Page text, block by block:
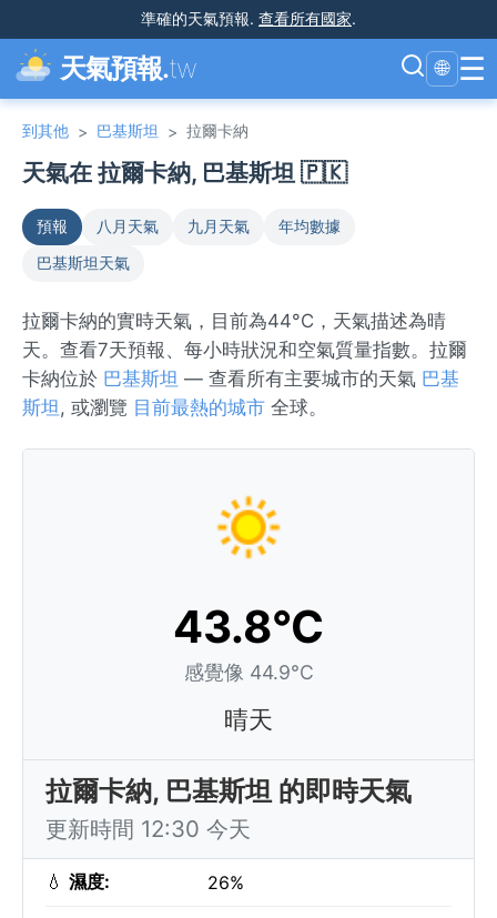
準確的天氣預報. 查看所有國家.
天氣預報.tw 🌐 ☰
到其他 > 巴基斯坦 > 拉爾卡納
天氣在 拉爾卡納, 巴基斯坦 🇵🇰
預報 八月天氣 九月天氣
年均數據
巴基斯坦天氣
拉爾卡納的實時天氣，目前為44°C，天氣描述為晴
天。查看7天預報、每小時狀況和空氣質量指數。拉爾
卡納位於 巴基斯坦 — 查看所有主要城市的天氣 巴基
斯坦, 或瀏覽 目前最熱的城市 全球。
43.8°C
感覺像 44.9°C
晴天
拉爾卡納, 巴基斯坦 的即時天氣
更新時間 12:30 今天
💧 濕度: 26%